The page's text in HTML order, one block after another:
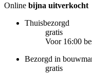
Online bijna uitverkocht
Thuisbezorgd
gratis
Voor 16:00
Bezorgd in
gratis